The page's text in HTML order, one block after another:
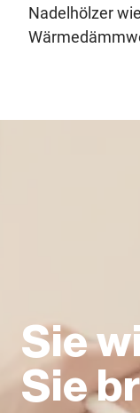
Nadelhölzer
Sie
Sie